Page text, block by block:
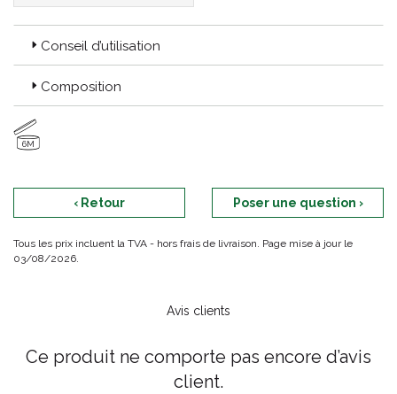
Conseil d’utilisation
Composition
6M
‹ Retour Poser une question ›
Tous les prix incluent la TVA - hors frais de livraison. Page mise à jour le
03/08/2026.
Avis clients
Ce produit ne comporte pas encore d’avis
client.